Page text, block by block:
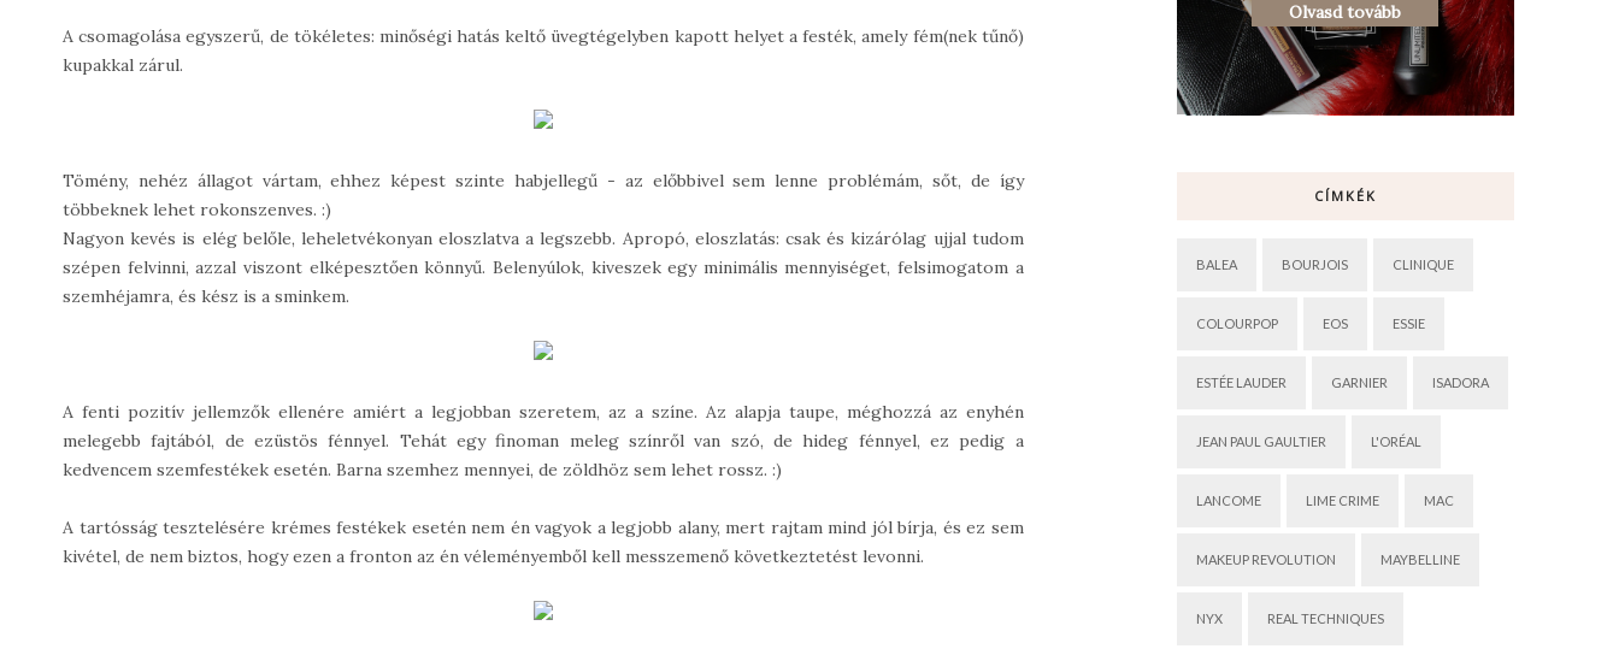
A csomagolása egyszerű, de tökéletes: minőségi hatás keltő üvegtégelyben kapott helyet a festék, amely fém(nek tűnő)
kupakkal zárul.
Tömény, nehéz állagot vártam, ehhez képest szinte habjellegű - az előbbivel sem lenne problémám, sőt, de így
többeknek lehet rokonszenves. :)
Nagyon kevés is elég belőle, leheletvékonyan eloszlatva a legszebb. Apropó, eloszlatás: csak és kizárólag ujjal tudom
szépen felvinni, azzal viszont elképesztően könnyű. Belenyúlok, kiveszek egy minimális mennyiséget, felsimogatom a
szemhéjamra, és kész is a sminkem.
A fenti pozitív jellemzők ellenére amiért a legjobban szeretem, az a színe. Az alapja taupe, méghozzá az enyhén
melegebb fajtából, de ezüstös fénnyel. Tehát egy finoman meleg színről van szó, de hideg fénnyel, ez pedig a
kedvencem szemfestékek esetén. Barna szemhez mennyei, de zöldhöz sem lehet rossz. :)
A tartósság tesztelésére krémes festékek esetén nem én vagyok a legjobb alany, mert rajtam mind jól bírja, és ez sem
kivétel, de nem biztos, hogy ezen a fronton az én véleményemből kell messzemenő következtetést levonni.
Olvasd tovább
CÍMKÉK
BALEA BOURJOIS CLINIQUE
COLOURPOP EOS ESSIE
ESTÉE LAUDER GARNIER ISADORA
JEAN PAUL GAULTIER L'ORÉAL
LANCOME LIME CRIME MAC
MAKEUP REVOLUTION MAYBELLINE
NYX REAL TECHNIQUES